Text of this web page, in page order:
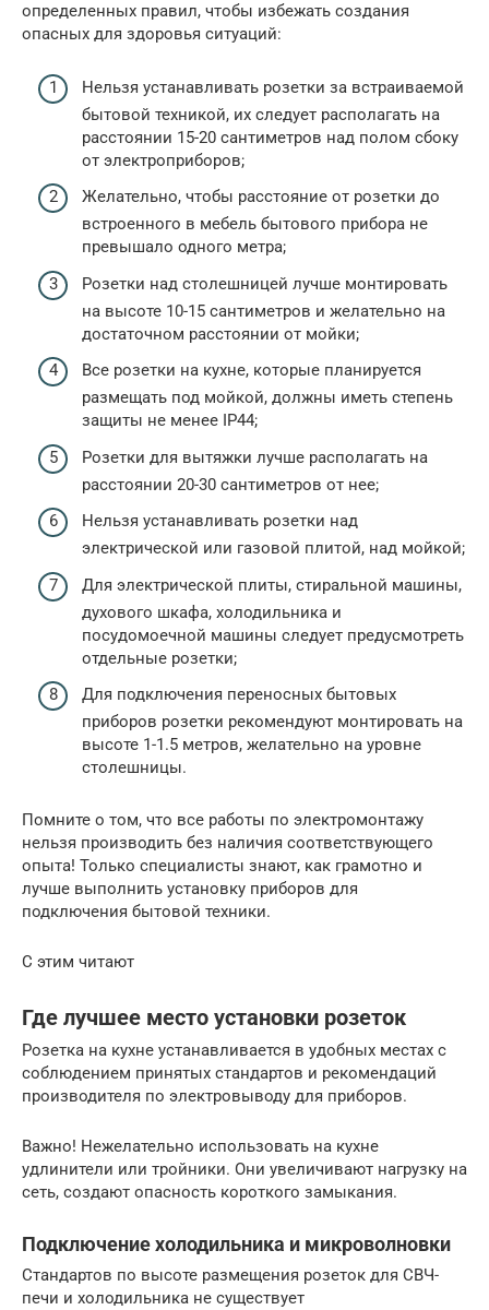
определенных правил, чтобы избежать создания
опасных для здоровья ситуаций:
Нельзя устанавливать розетки за встраиваемой
бытовой техникой, их следует располагать на
расстоянии 15-20 сантиметров над полом сбоку
от электроприборов;
Желательно, чтобы расстояние от розетки до
встроенного в мебель бытового прибора не
превышало одного метра;
Розетки над столешницей лучше монтировать
на высоте 10-15 сантиметров и желательно на
достаточном расстоянии от мойки;
Все розетки на кухне, которые планируется
размещать под мойкой, должны иметь степень
защиты не менее IP44;
Розетки для вытяжки лучше располагать на
расстоянии 20-30 сантиметров от нее;
Нельзя устанавливать розетки над
электрической или газовой плитой, над мойкой;
Для электрической плиты, стиральной машины,
духового шкафа, холодильника и
посудомоечной машины следует предусмотреть
отдельные розетки;
Для подключения переносных бытовых
приборов розетки рекомендуют монтировать на
высоте 1-1.5 метров, желательно на уровне
столешницы.
Помните о том, что все работы по электромонтажу
нельзя производить без наличия соответствующего
опыта! Только специалисты знают, как грамотно и
лучше выполнить установку приборов для
подключения бытовой техники.
С этим читают
Где лучшее место установки розеток
Розетка на кухне устанавливается в удобных местах с
соблюдением принятых стандартов и рекомендаций
производителя по электровыводу для приборов.
Важно! Нежелательно использовать на кухне
удлинители или тройники. Они увеличивают нагрузку на
сеть, создают опасность короткого замыкания.
Подключение холодильника и микроволновки
Стандартов по высоте размещения розеток для СВЧ-
печи и холодильника не существует